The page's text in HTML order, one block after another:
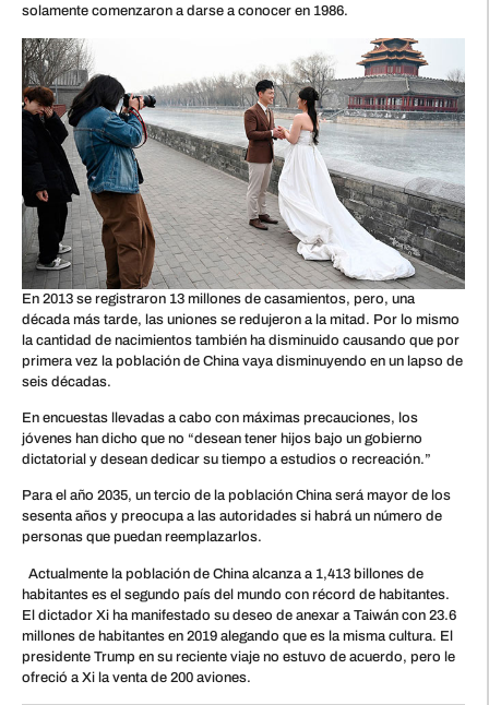
solamente comenzaron a darse a conocer en 1986.
En 2013 se registraron 13 millones de casamientos, pero, una
década más tarde, las uniones se redujeron a la mitad. Por lo mismo
la cantidad de nacimientos también ha disminuido causando que por
primera vez la población de China vaya disminuyendo en un lapso de
seis décadas.
En encuestas llevadas a cabo con máximas precauciones, los
jóvenes han dicho que no “desean tener hijos bajo un gobierno
dictatorial y desean dedicar su tiempo a estudios o recreación.”
Para el año 2035, un tercio de la población China será mayor de los
sesenta años y preocupa a las autoridades si habrá un número de
personas que puedan reemplazarlos.
Actualmente la población de China alcanza a 1,413 billones de
habitantes es el segundo país del mundo con récord de habitantes.
El dictador Xi ha manifestado su deseo de anexar a Taiwán con 23.6
millones de habitantes en 2019 alegando que es la misma cultura. El
presidente Trump en su reciente viaje no estuvo de acuerdo, pero le
ofreció a Xi la venta de 200 aviones.